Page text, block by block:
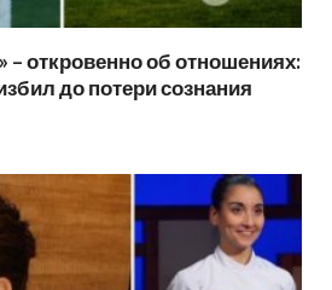
– откровенно об отношениях:
до потери сознания